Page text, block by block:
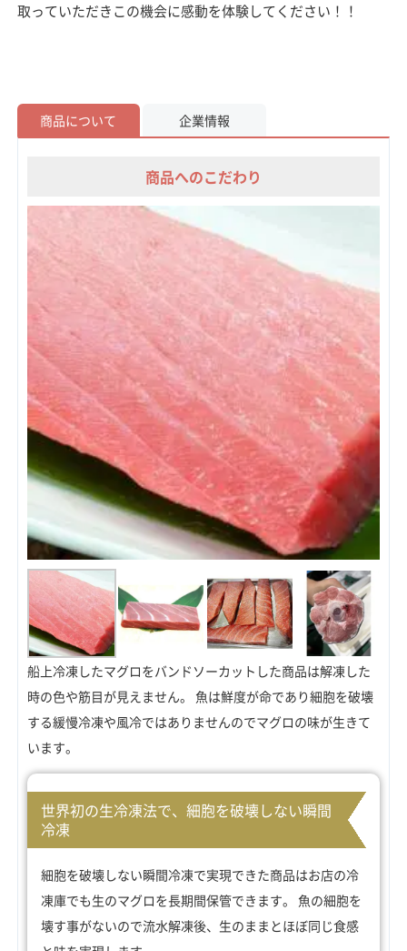
取っていただきこの機会に感動を体験してください！！
商品について 企業情報
商品へのこだわり
船上冷凍したマグロをバンドソーカットした商品は解凍した
時の色や筋目が見えません。 魚は鮮度が命であり細胞を破壊
する緩慢冷凍や風冷ではありませんのでマグロの味が生きて
います。
世界初の生冷凍法で、細胞を破壊しない瞬間
冷凍
細胞を破壊しない瞬間冷凍で実現できた商品はお店の冷
凍庫でも生のマグロを長期間保管できます。 魚の細胞を
壊す事がないので流水解凍後、生のままとほぼ同じ食感